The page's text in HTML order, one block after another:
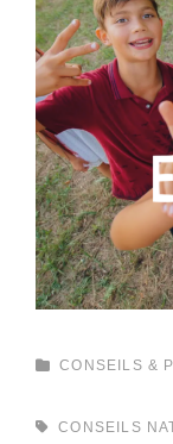
CATEGORIES
CONSEILS &
TAGS,CONSEILS